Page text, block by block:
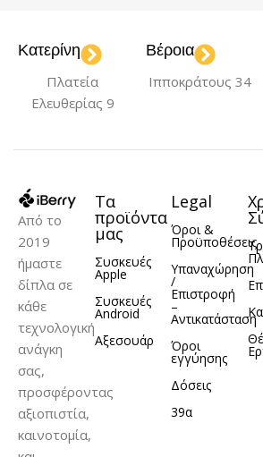
Κατερίνη
Πλατεία
Ελευθερίας 9
Βέροια
Ιπποκράτους 34
Από το
2019
ήμαστε
δίπλα σε
κάθε
τεχνολογική
ανάγκη
σας,
προσφέροντας
αξιοπιστία,
καινοτομία,
Τα
προϊόντα
μας
Συσκευές
Apple
Συσκευές
Android
Αξεσουάρ
Legal
Όροι &
Προϋποθέσεις
Υπαναχώρηση
/
Επιστροφή
–
Αντικατάσταση
Όροι
εγγύησης
Δόσεις
39α